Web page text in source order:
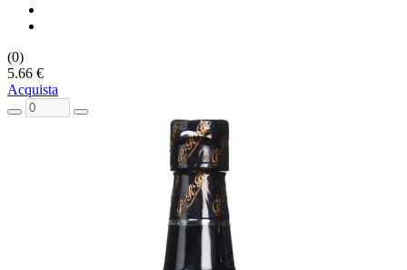
(0)
5.66 €
Acquista